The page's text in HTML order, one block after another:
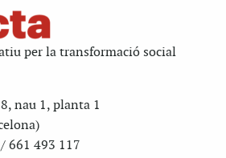
per la transformació social
nau 1, planta 1
661 493 117